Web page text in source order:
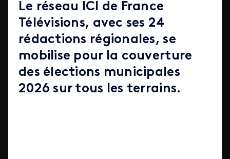
Le réseau ICI de France
Télévisions, avec ses 24
rédactions régionales, se
mobilise pour la couverture
des élections municipales
2026 sur tous les terrains.